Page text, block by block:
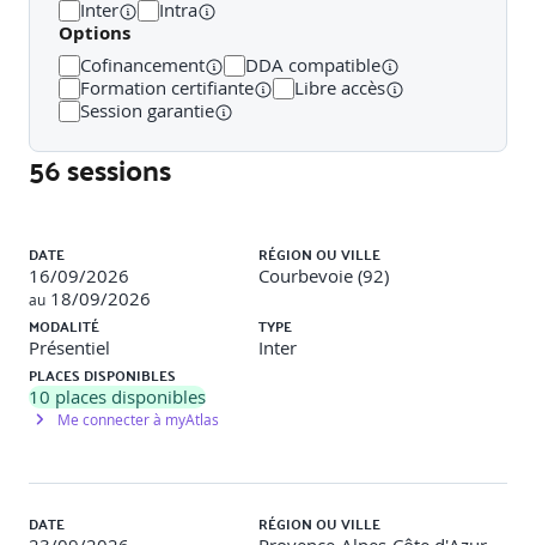
améliorer les liens entre métiers.
Public concerné
développeurs, managers, Chefs/Responsables de produit,
DSI, responsables MOA/MOE, responsables Qualité.
Prérequis
Avoir des notions de gestion de projets.
Inter Intra
Options
Cofinancement
DDA compatible
Formation certifiante
Libre accès
Session garantie
56 sessions
DATE
16/09/2026
au 18/09/2026
RÉGION OU VILLE
Courbevoie (92)
MODALITÉ
Présentiel
TYPE
Inter
PLACES DISPONIBLES
10 places disponibles
Me connecter à myAtlas
DATE RÉGION OU VILLE